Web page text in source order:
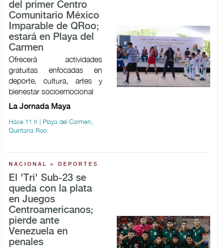
del primer Centro
Comunitario México
Imparable de QRoo;
estará en Playa del
Carmen
Ofrecerá actividades
gratuitas enfocadas en
deporte, cultura, artes y
bienestar socioemocional
La Jornada Maya
Hace 11 h | Playa del Carmen,
Quintana Roo
NACIONAL > DEPORTES
El 'Tri' Sub-23 se
queda con la plata
en Juegos
Centroamericanos;
pierde ante
Venezuela en
penales